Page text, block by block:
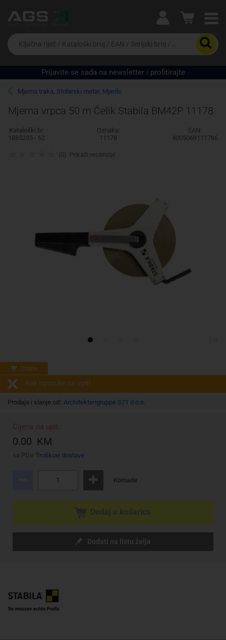
Ova postavka prilagođava asortiman proizvoda i
cijene vašim potrebama.
Da
biste
potražili
proizvod,
unesite
ključnu
riječ,
kataloški
broj,
EAN
ili
Prijavite se sada na newsletter i profitirajte
Mjerna traka, Stolarski metar, Mjerilo
Mjerna vrpca 50 m Čelik Stabila BM42P 11178
Kataloški br:
1885235 - 62
Oznaka:
11178
EAN:
4005069111786
Online
Rok isporuke na upit!
Prodaja i slanje od: Architektengruppe S71 d.o.o.
Cijena na upit
0.00 KM
sa PDV Troškovi dostave
Komada
Dodati na listu želja
(0) Prikaži recenzije